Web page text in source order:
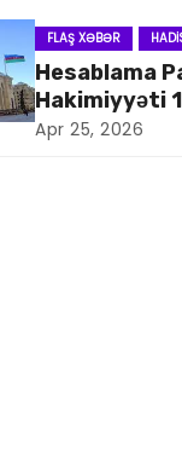
FLAŞ XƏBƏR
Hesablama
Hakimiyyəti
artıq
Apr 25, 2026